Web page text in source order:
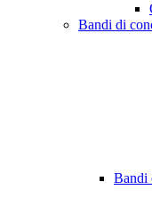
Bandi di
Bandi